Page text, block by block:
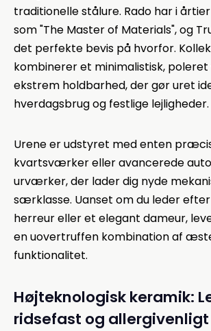
traditionelle stålure. Rado har i
som "The Master of Materials", og
det perfekte bevis på hvorfor.
kombinerer et minimalistisk,
ekstrem holdbarhed, der gør uret
hverdagsbrug og festlige lejligheder.
Urene er udstyret med enten
kvartsværker eller avancerede
urværker, der lader dig nyde
særklasse. Uanset om du leder
herreur eller et elegant dameur,
en uovertruffen kombination af
funktionalitet.
Højteknologisk keramik:
ridsefast og allergivenligt